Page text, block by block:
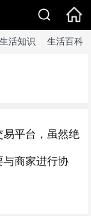
生活知识 生活百科
平台，虽然绝
与商家进行协